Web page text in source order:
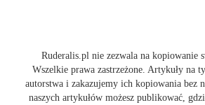
Ruderalis.pl nie zezwala na kopiowanie
Wszelkie prawa zastrzeżone. Artykuły na
autorstwa i zakazujemy ich kopiowania bez
naszych artykułów możesz publikować,